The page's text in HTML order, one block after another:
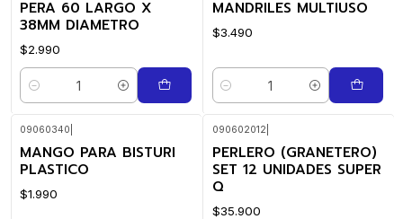
PERA 60 LARGO X
38MM DIAMETRO
$2.990
Quantidade
MANDRILES MULTIUSO
$3.490
Quantidade
09060340
MANGO PARA BISTURI
PLASTICO
$1.990
090602012
PERLERO (GRANETERO)
SET 12 UNIDADES SUPER
Q
$35.900